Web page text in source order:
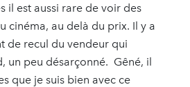
il est aussi rare de voir des
cinéma, au delà du prix. Il y a
de recul du vendeur qui
un peu désarçonné. Gêné, il
que je suis bien avec ce